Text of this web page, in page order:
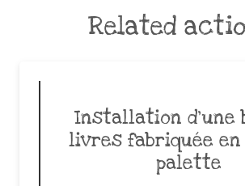
Related
Installation d’une
livres fabriquée en
palette